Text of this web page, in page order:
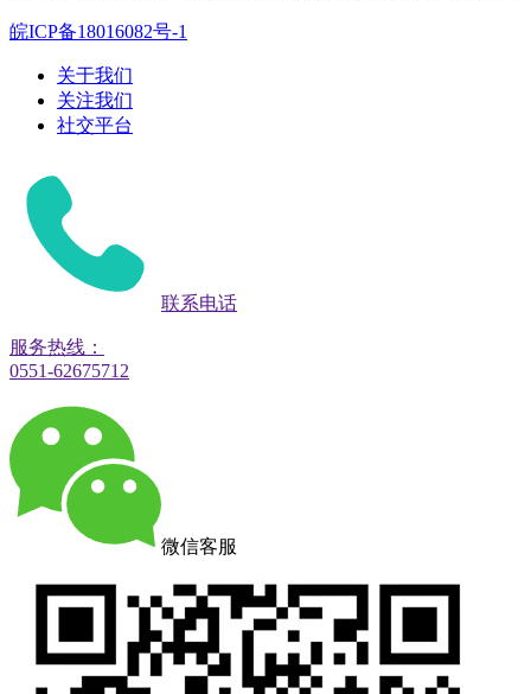
皖ICP备18016082号-1
关于我们
关注我们
社交平台
联系电话
服务热线：
0551-62675712
微信客服